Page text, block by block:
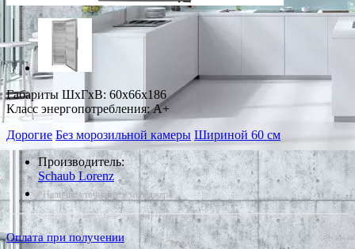
Габариты ШxГxВ: 60x66x186
Класс энергопотребления: A+
Дорогие Без морозильной камеры Шириной 60 см
Производитель:
Schaub Lorenz
*Наличие уточняйте у менеджера
Оплата при получении